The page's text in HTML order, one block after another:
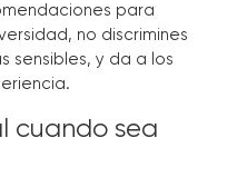
para
no discrimines
sensibles, y da a los
cuando sea